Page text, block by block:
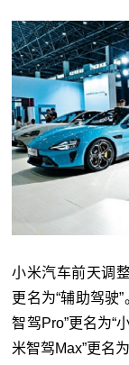
小米汽车前天调
更名为“辅助驾驶
智驾Pro”更名为“
米智驾Max”更名